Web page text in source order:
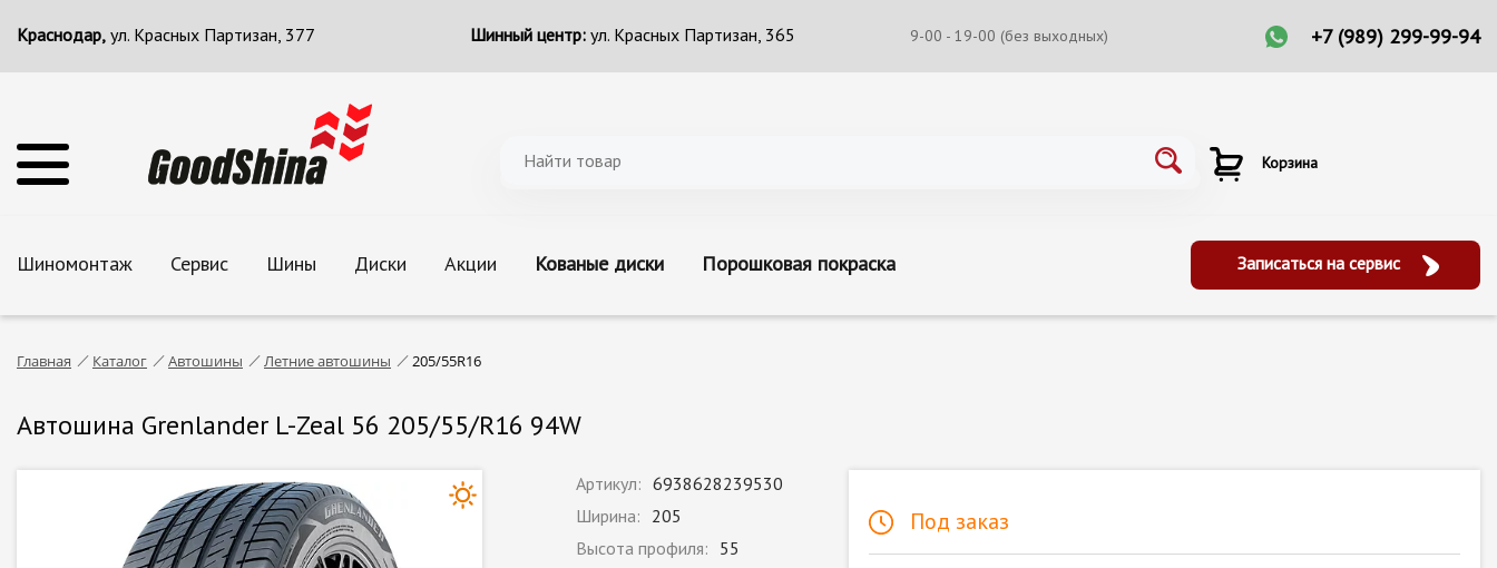
Краснодар, ул. Красных Партизан, 377 Шинный центр:ул. Красных Партизан, 365 9-00 - 19-00 (без выходных) +7 (989) 299-99-94
Корзина
Шиномонтаж Сервис Шины Диски Акции Кованые диски Порошковая покраска Записаться на сервис
Главная Каталог Автошины Летние автошины 205/55R16
Автошина Grenlander L-Zeal 56 205/55/R16 94W
Артикул: 6938628239530
Ширина: 205
Высота профиля: 55
Под заказ